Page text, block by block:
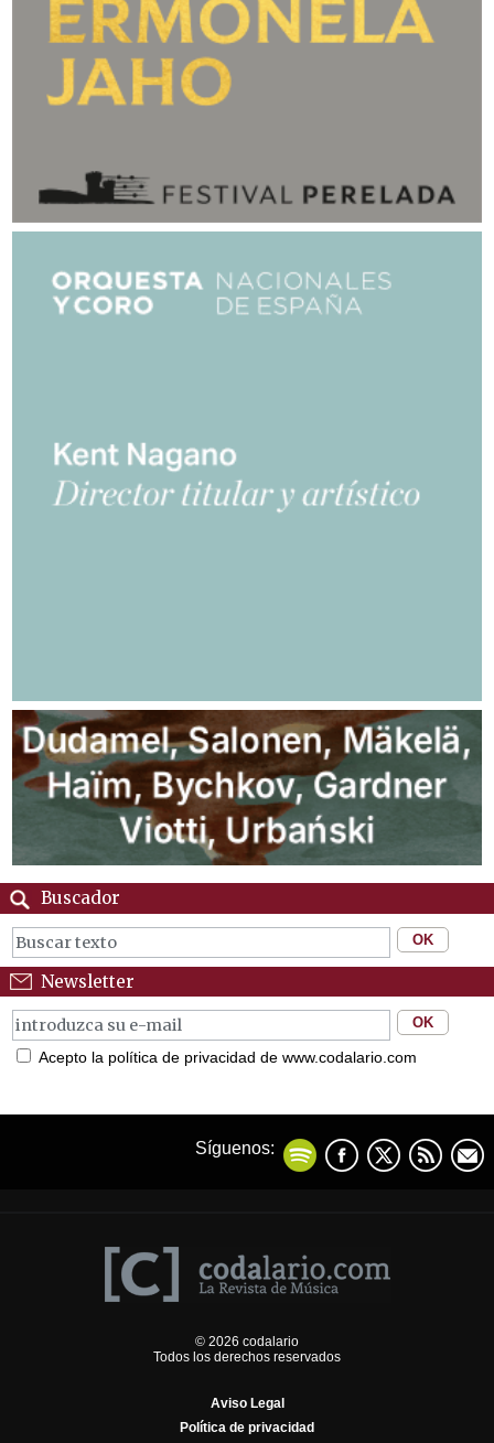
Buscador
Newsletter
Acepto la política de privacidad de www.codalario.com
Síguenos:
© 2026 codalario
Todos los derechos reservados
Aviso Legal
Política de privacidad